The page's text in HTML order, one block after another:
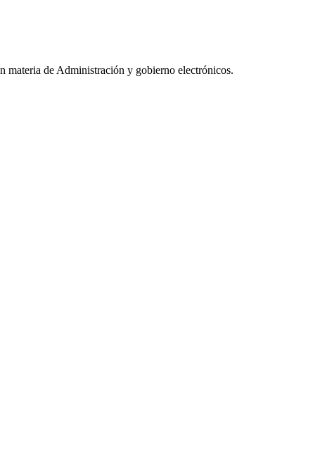
materia de Administración y gobierno electrónicos.